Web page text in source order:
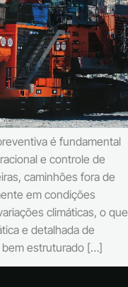
é fundamental
e controle de
caminhões fora de
em condições
climáticas, o que
e detalhada de
bem estruturado […]